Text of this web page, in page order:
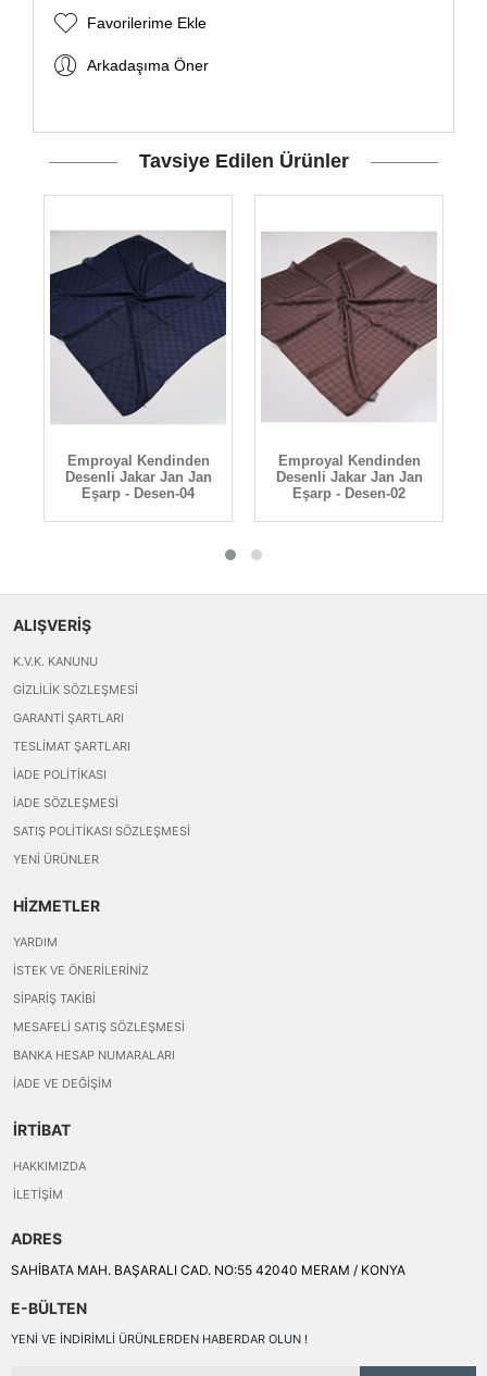
Favorilerime Ekle
Arkadaşıma Öner
Tavsiye Edilen Ürünler
Emproyal Kendinden
Desenli Jakar Jan Jan
Eşarp - Desen-04
Emproyal Kendinden
Desenli Jakar Jan Jan
Eşarp - Desen-02
ALIŞVERİŞ
K.V.K. KANUNU
GIZLILIK SÖZLEŞMESI
GARANTI ŞARTLARI
TESLIMAT ŞARTLARI
İADE POLITIKASI
İADE SÖZLEŞMESI
SATIŞ POLITIKASI SÖZLEŞMESI
YENI ÜRÜNLER
HİZMETLER
YARDIM
İSTEK VE ÖNERILERINIZ
SIPARIŞ TAKIBI
MESAFELI SATIŞ SÖZLEŞMESI
BANKA HESAP NUMARALARI
İADE VE DEĞIŞIM
İRTİBAT
HAKKIMIZDA
İLETIŞIM
ADRES
SAHİBATA MAH. BAŞARALI CAD. NO:55 42040 MERAM / KONYA
E-BÜLTEN
YENI VE INDIRIMLI ÜRÜNLERDEN HABERDAR OLUN !